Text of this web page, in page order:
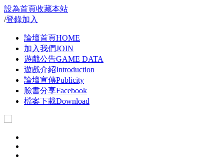
設為首頁收藏本站
/登錄加入
論壇首頁HOME
加入我們JOIN
遊戲公告GAME DATA
遊戲介紹Introduction
論壇宣傳Publicity
臉書分享Facebook
檔案下載Download